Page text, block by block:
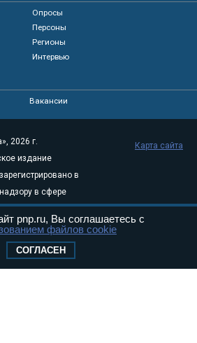
Опросы
Персоны
Регионы
Интервью
Вакансии
2026 г.
издание
в
в сфере
и
(Роскомнадзор) 05
Эл № ФС77-
Карта сайта
pnp.ru, Вы соглашаетесь с
файлов cookie
СОГЛАСЕН